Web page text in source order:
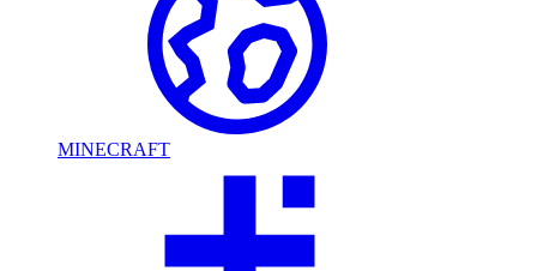
MINECRAFT